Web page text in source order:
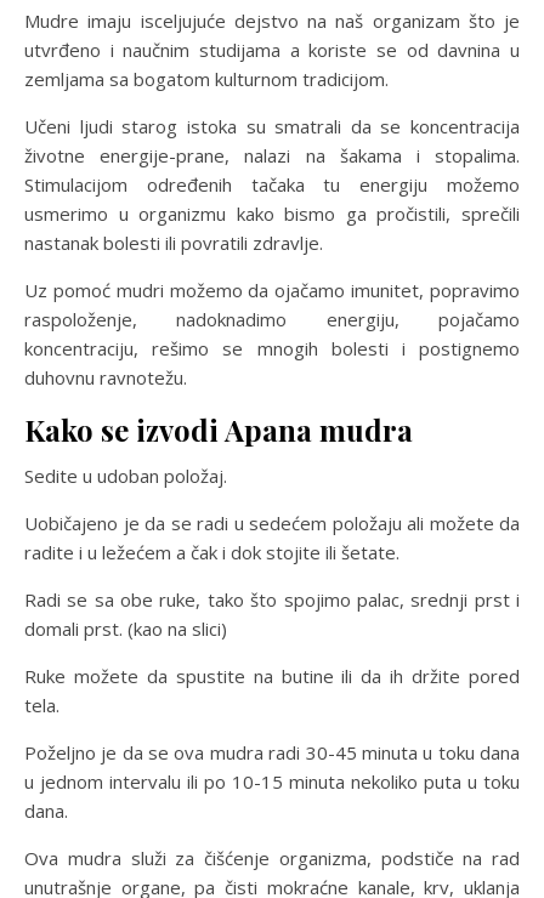
Mudre imaju isceljujuće dejstvo na naš organizam što je
utvrđeno i naučnim studijama a koriste se od davnina u
zemljama sa bogatom kulturnom tradicijom.
Učeni ljudi starog istoka su smatrali da se koncentracija
životne energije-prane, nalazi na šakama i stopalima.
Stimulacijom određenih tačaka tu energiju možemo
usmerimo u organizmu kako bismo ga pročistili, sprečili
nastanak bolesti ili povratili zdravlje.
Uz pomoć mudri možemo da ojačamo imunitet, popravimo
raspoloženje, nadoknadimo energiju, pojačamo
koncentraciju, rešimo se mnogih bolesti i postignemo
duhovnu ravnotežu.
Kako se izvodi Apana mudra
Sedite u udoban položaj.
Uobičajeno je da se radi u sedećem položaju ali možete da
radite i u ležećem a čak i dok stojite ili šetate.
Radi se sa obe ruke, tako što spojimo palac, srednji prst i
domali prst. (kao na slici)
Ruke možete da spustite na butine ili da ih držite pored
tela.
Poželjno je da se ova mudra radi 30-45 minuta u toku dana
u jednom intervalu ili po 10-15 minuta nekoliko puta u toku
dana.
Ova mudra služi za čišćenje organizma, podstiče na rad
unutrašnje organe, pa čisti mokraćne kanale, krv, uklanja